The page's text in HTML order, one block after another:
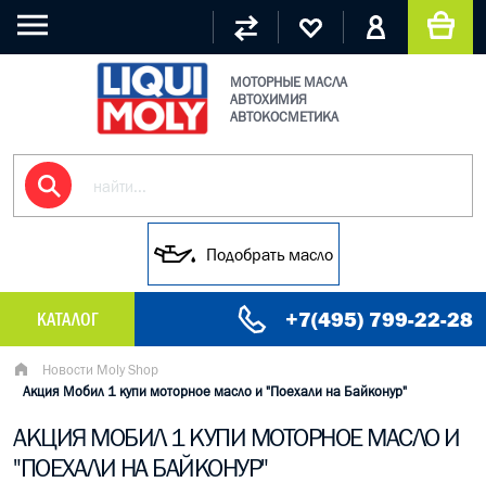
МОТОРНЫЕ МАСЛА
АВТОХИМИЯ
АВТОКОСМЕТИКА
Подобрать масло
КАТАЛОГ +7(495) 799-22-28
МАСЛО МОТОРНОЕ
ГИДРАВЛИЧЕСКИЕ МАСЛА
Новости Moly Shop
Акция Мобил 1 купи моторное масло и "Поехали на Байконур"
АКЦИЯ МОБИЛ 1 КУПИ МОТОРНОЕ МАСЛО И
"ПОЕХАЛИ НА БАЙКОНУР"